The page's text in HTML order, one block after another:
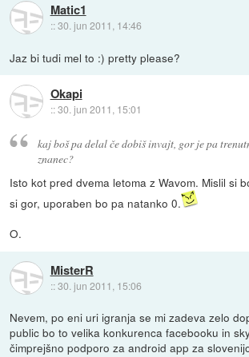
Matic1
::30. jun 2011, 14:46
Jaz bi tudi mel to :) pretty please?
Okapi
::30. jun 2011, 15:01
kaj boš pa delal če dobiš invajt, gor je pa
znanec?
Isto kot pred dvema letoma z Wavom. Mislil si
si gor, uporaben bo pa natanko 0.
O.
MisterR
::30. jun 2011, 15:06
Nevem, po eni uri igranja se mi zadeva zelo
public bo to velika konkurenca facebooku in
čimprejšno podporo za android app za